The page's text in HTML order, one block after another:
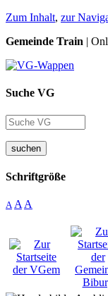
Zum Inhalt, zur
Gemeinde Train |
Suche VG
suchen
Schriftgröße
A A A